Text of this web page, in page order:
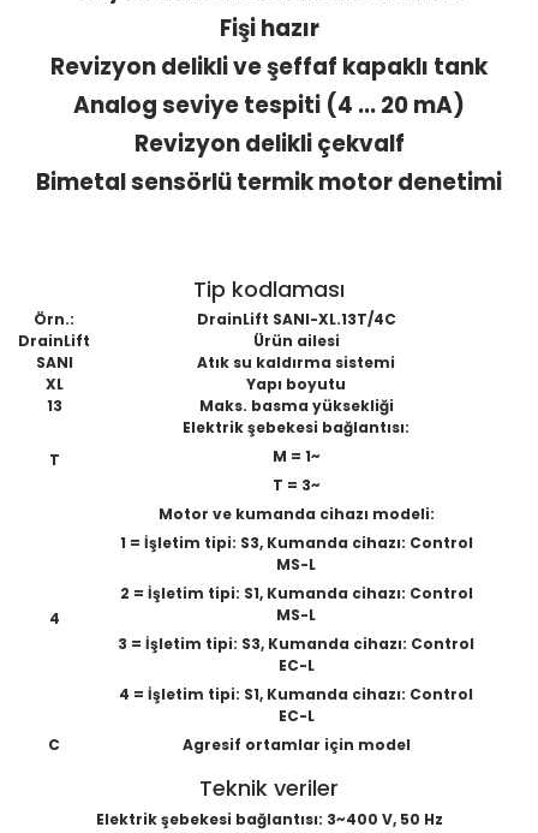
Fişi hazır
Revizyon delikli ve şeffaf kapaklı tank
Analog seviye tespiti (4 ... 20 mA)
Revizyon delikli çekvalf
Bimetal sensörlü termik motor denetimi
Tip kodlaması
Örn.:
DrainLift SANI-XL.13T/4C
DrainLift
Ürün ailesi
SANI
Atık su kaldırma sistemi
XL
Yapı boyutu
13
Maks. basma yüksekliği
T
Elektrik şebekesi bağlantısı:
M = 1~
T = 3~
4
Motor ve kumanda cihazı modeli:
1 = İşletim tipi: S3, Kumanda cihazı: Control
MS-L
2 = İşletim tipi: S1, Kumanda cihazı: Control
MS-L
3 = İşletim tipi: S3, Kumanda cihazı: Control
EC-L
4 = İşletim tipi: S1, Kumanda cihazı: Control
EC-L
C
Agresif ortamlar için model
Teknik veriler
Elektrik şebekesi bağlantısı: 3~400 V, 50 Hz